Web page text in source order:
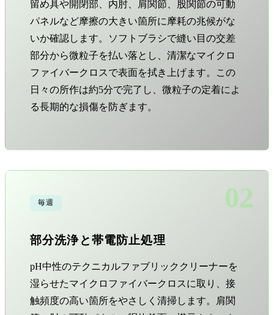
留め具や開閉部、内肘、肩関節、股関節の可動
パネルなど摩擦の大きい箇所に摩耗の兆候がな
いか確認します。ソフトブラシで縫い目の交差
部分から微粒子を払い落とし、清潔なマイクロ
ファイバークロスで表面を拭き上げます。この
日々の所作は約5分で完了し、微粒子の定着によ
る長期的な損傷を防ぎます。
02
毎週
部分洗浄と帯電防止処理
pH中性のテクニカルファブリッククリーナーを
湿らせたマイクロファイバークロスに取り、接
触頻度の高い箇所をやさしく清掃します。肩関